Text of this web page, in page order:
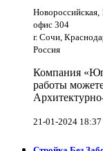
Новороссийская,
офис 304
г. Сочи,
Россия
Компания
работы
21-01-2024 18:37